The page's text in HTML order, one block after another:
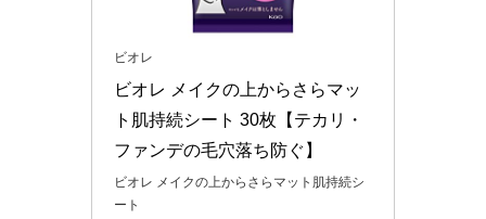
ビオレ
ビオレ メイクの上からさらマッ
ト肌持続シート 30枚【テカリ・
ファンデの毛穴落ち防ぐ】
ビオレ メイクの上からさらマット肌持続シ
ート